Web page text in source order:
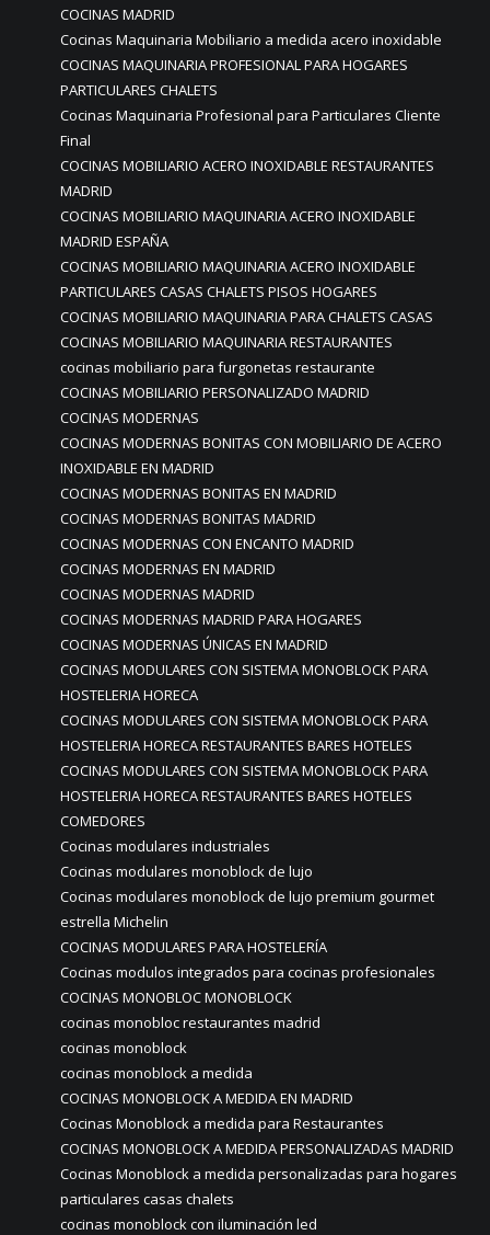
COCINAS MADRID
Cocinas Maquinaria Mobiliario a medida acero inoxidable
COCINAS MAQUINARIA PROFESIONAL PARA HOGARES
PARTICULARES CHALETS
Cocinas Maquinaria Profesional para Particulares Cliente
Final
COCINAS MOBILIARIO ACERO INOXIDABLE RESTAURANTES
MADRID
COCINAS MOBILIARIO MAQUINARIA ACERO INOXIDABLE
MADRID ESPAÑA
COCINAS MOBILIARIO MAQUINARIA ACERO INOXIDABLE
PARTICULARES CASAS CHALETS PISOS HOGARES
COCINAS MOBILIARIO MAQUINARIA PARA CHALETS CASAS
COCINAS MOBILIARIO MAQUINARIA RESTAURANTES
cocinas mobiliario para furgonetas restaurante
COCINAS MOBILIARIO PERSONALIZADO MADRID
COCINAS MODERNAS
COCINAS MODERNAS BONITAS CON MOBILIARIO DE ACERO
INOXIDABLE EN MADRID
COCINAS MODERNAS BONITAS EN MADRID
COCINAS MODERNAS BONITAS MADRID
COCINAS MODERNAS CON ENCANTO MADRID
COCINAS MODERNAS EN MADRID
COCINAS MODERNAS MADRID
COCINAS MODERNAS MADRID PARA HOGARES
COCINAS MODERNAS ÚNICAS EN MADRID
COCINAS MODULARES CON SISTEMA MONOBLOCK PARA
HOSTELERIA HORECA
COCINAS MODULARES CON SISTEMA MONOBLOCK PARA
HOSTELERIA HORECA RESTAURANTES BARES HOTELES
COCINAS MODULARES CON SISTEMA MONOBLOCK PARA
HOSTELERIA HORECA RESTAURANTES BARES HOTELES
COMEDORES
Cocinas modulares industriales
Cocinas modulares monoblock de lujo
Cocinas modulares monoblock de lujo premium gourmet
estrella Michelin
COCINAS MODULARES PARA HOSTELERÍA
Cocinas modulos integrados para cocinas profesionales
COCINAS MONOBLOC MONOBLOCK
cocinas monobloc restaurantes madrid
cocinas monoblock
cocinas monoblock a medida
COCINAS MONOBLOCK A MEDIDA EN MADRID
Cocinas Monoblock a medida para Restaurantes
COCINAS MONOBLOCK A MEDIDA PERSONALIZADAS MADRID
Cocinas Monoblock a medida personalizadas para hogares
particulares casas chalets
cocinas monoblock con iluminación led